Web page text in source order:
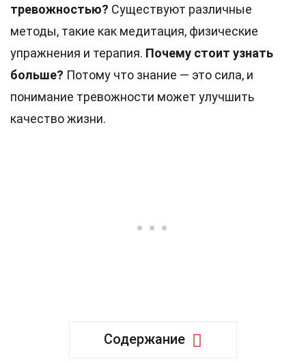
тревожностью? Существуют различные
методы, такие как медитация, физические
упражнения и терапия. Почему стоит узнать
больше? Потому что знание — это сила, и
понимание тревожности может улучшить
качество жизни.
Содержание